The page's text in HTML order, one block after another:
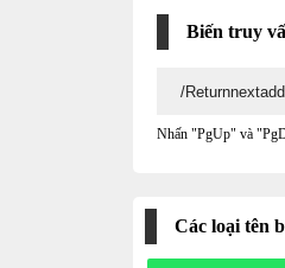
Biến truy
Nhấn "PgUp" và
Các loại tên